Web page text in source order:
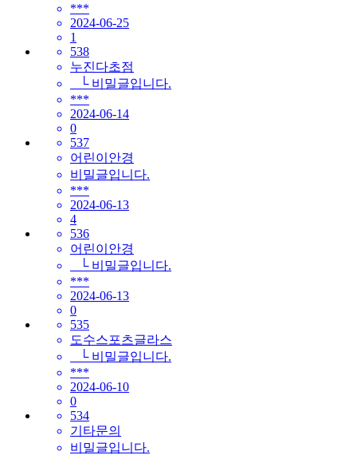
***
2024-06-25
1
538
누진다초점
└ 비밀글입니다.
***
2024-06-14
0
537
어린이안경
비밀글입니다.
***
2024-06-13
4
536
어린이안경
└ 비밀글입니다.
***
2024-06-13
0
535
도수스포츠글라스
└ 비밀글입니다.
***
2024-06-10
0
534
기타문의
비밀글입니다.